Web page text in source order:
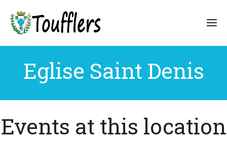
Eglise Saint Denis
Events at this location